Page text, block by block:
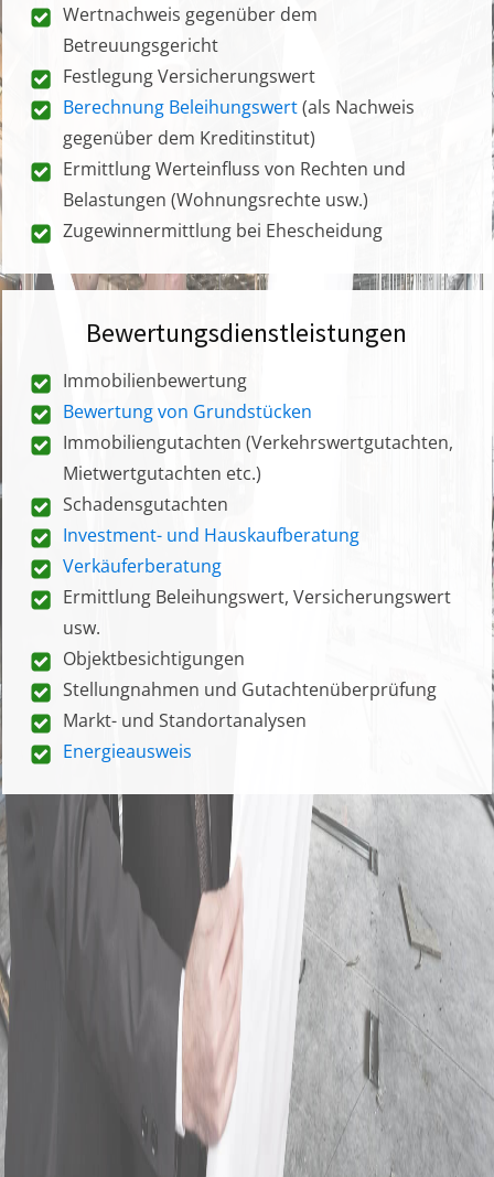
Wertnachweis gegenüber dem
Betreuungsgericht
Festlegung Versicherungswert
Berechnung Beleihungswert(als Nachweis
gegenüber dem Kreditinstitut)
Ermittlung Werteinfluss von Rechten und
Belastungen (Wohnungsrechte usw.)
Zugewinnermittlung bei Ehescheidung
Bewertungsdienstleistungen
Immobilienbewertung
Bewertung von Grundstücken
Immobiliengutachten (Verkehrswertgutachten,
Mietwertgutachten etc.)
Schadensgutachten
Investment- und Hauskaufberatung
Verkäuferberatung
Ermittlung Beleihungswert, Versicherungswert
usw.
Objektbesichtigungen
Stellungnahmen und Gutachtenüberprüfung
Markt- und Standortanalysen
Energieausweis